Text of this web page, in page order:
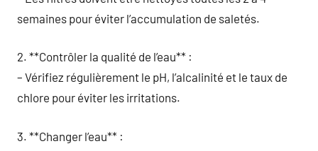
semaines pour éviter l’accumulation de saletés.
2. **Contrôler la qualité de l’eau** :
– Vérifiez régulièrement le pH, l’alcalinité et le taux de
chlore pour éviter les irritations.
3. **Changer l’eau** :